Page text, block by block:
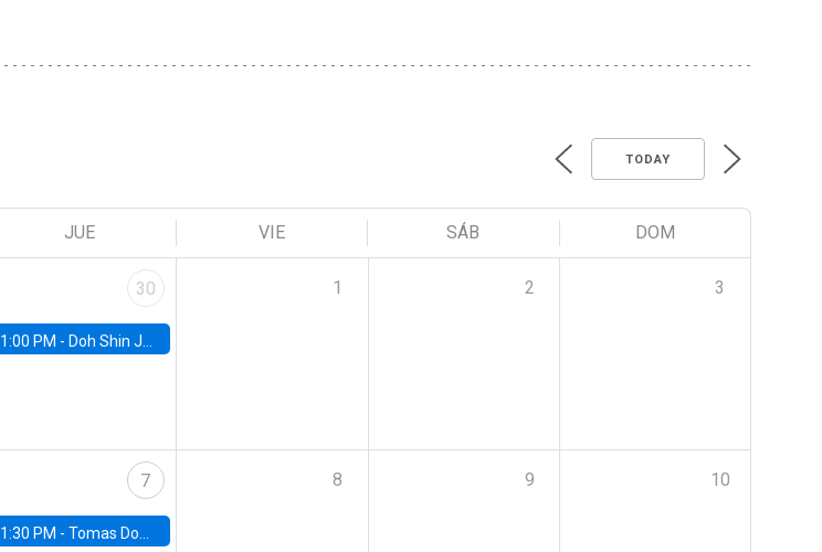
TODAY
JUE VIE SÁB DOM
30
1:00 PM - Doh Shin Jeon, Toulouse School of Economics
1 2 3
7
1:30 PM -Tomas Dominguez-Iino, Chicago Booth School of Business
8 9 10